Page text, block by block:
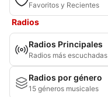
Favoritos y Recientes
Radios
Radios Principales
Radios más escuchadas
Radios por género
15 géneros musicales